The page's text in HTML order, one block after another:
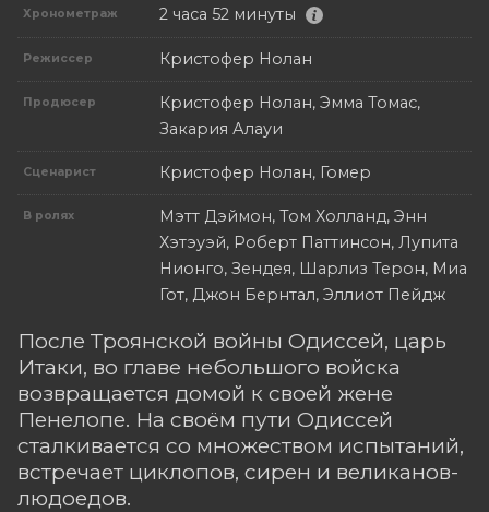
Хронометраж 2 часа 52 минуты
Режиссер Кристофер Нолан
Продюсер
Кристофер Нолан, Эмма Томас,
Закария Алауи
Сценарист Кристофер Нолан, Гомер
В ролях
Мэтт Дэймон, Том Холланд, Энн
Хэтэуэй, Роберт Паттинсон, Лупита
Нионго, Зендея, Шарлиз Терон, Миа
Гот, Джон Бернтал, Эллиот Пейдж
После Троянской войны Одиссей, царь
Итаки, во главе небольшого войска
возвращается домой к своей жене
Пенелопе. На своём пути Одиссей
сталкивается со множеством испытаний,
встречает циклопов, сирен и великанов-
людоедов.